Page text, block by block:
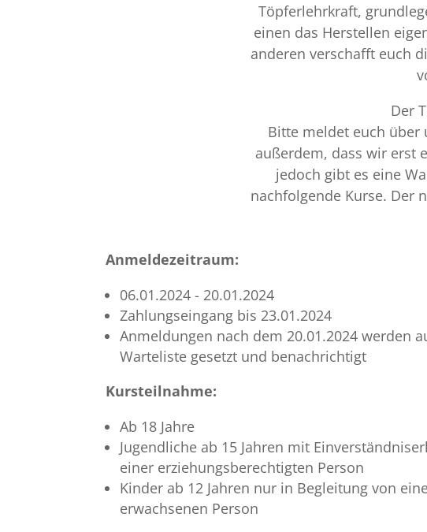
Töpferlehrkraft,
einen das Herstellen
anderen verschafft euch
Der
Bitte meldet euch
außerdem, dass wir erst
jedoch gibt es eine
nachfolgende Kurse. Der
Anmeldezeitraum:
06.01.2024 - 20.01.2024
Zahlungseingang bis 23.01.2024
Anmeldungen nach dem 20.01.2024 werden
Warteliste gesetzt und benachrichtigt
Kursteilnahme:
Ab 18 Jahre
Jugendliche ab 15 Jahren mit
einer erziehungsberechtigten Person
Kinder ab 12 Jahren nur in Begleitung von
erwachsenen Person